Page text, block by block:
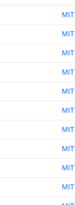
MIT
MIT
MIT
MIT
MIT
MIT
MIT
MIT
MIT
MIT